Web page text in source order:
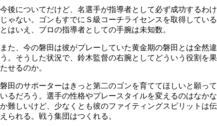
今後についてだけど、名選手が指導者として必ず成功するわけ
じゃない。ゴンもすでにＳ級コーチライセンスを取得している
とはいえ、プロの指導者としての手腕は未知数。
また、今の磐田は彼がプレーしていた黄金期の磐田とは全然違
う。そうした状況で、鈴木監督の右腕としてどういう役割を果
たせるのか。
磐田のサポーターはきっと第二のゴンを育ててほしいと願って
いるだろう。選手の性格やプレースタイルを変えるのはなかな
か難しいけど、少なくとも彼のファイティングスピリットは伝
えられる。戦う集団はつくれる。